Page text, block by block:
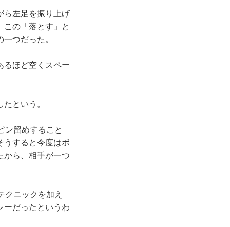
ら左足を振り上げ
この「落とす」と
つだった。
るほど空くスペー
という。
ン留めすること
うすると今度はボ
から、相手が一つ
ニックを加え
ーだったというわ